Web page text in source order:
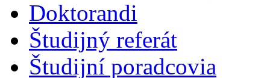
Doktorandi
Študijný referát
Študijní poradcovia